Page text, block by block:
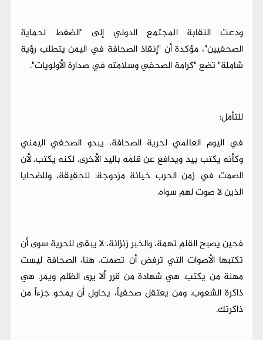
ودعت النقابة المجتمع الدولي إلى "الضغط لحماية
الصحفيين"، مؤكدة أن "إنقاذ الصحافة في اليمن يتطلب رؤية
شاملة" تضع "كرامة الصحفي وسلامته في صدارة الأولويات".
للتأمل:
في اليوم العالمي لحرية الصحافة، يبدو الصحفي اليمني
وكأنه يكتب بيد ويدافع عن قلمه باليد الأخرى. لكنه يكتب. لأن
الصمت في زمن الحرب خيانة مزدوجة: للحقيقة، وللضحايا
الذين لا صوت لهم سواه.
فحين يصبح القلم تهمة، والخبر زنزانة، لا يبقى للحرية سوى أن
تكتبها الأصوات التي ترفض أن تصمت. هنا، الصحافة ليست
مهنة من يكتب. هي شهادة من قرر ألا يرى الظلم ويمر. هي
ذاكرة الشعوب. ومن يعتقل صحفياً، يحاول أن يمحو جزءاً من
ذاكرتك.